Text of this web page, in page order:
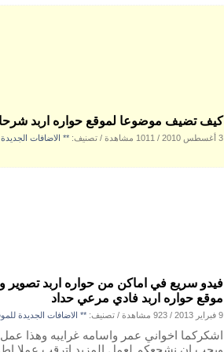
كيف تضيف موضوعا لموقع حواره اربد
3 أغسطس 2010 / 1011 مشاهدة / تصنيف: ** الاضافات
فيدو سريع في اماكن من حواره اربد تصوير
موقع حواره اربد فادي مرعي حداد
9 فبراير 2013 / 923 مشاهدة / تصنيف: ** الاضافات الجديدة
اشكركما اخواني عمر واسامه غرايبه وهذا
ويجب ان نشجعكم لعمل المزيد اترقب عملا